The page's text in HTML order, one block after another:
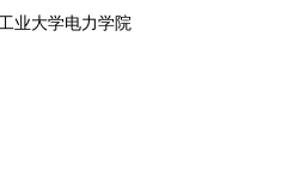
业大学电力学院